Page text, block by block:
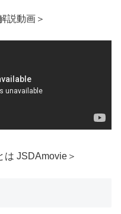
説動画＞
は JSDAmovie＞